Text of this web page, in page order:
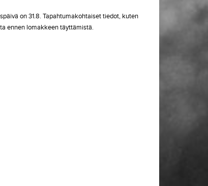
on 31.8. Tapahtumakohtaiset tiedot, kuten
ennen lomakkeen täyttämistä.